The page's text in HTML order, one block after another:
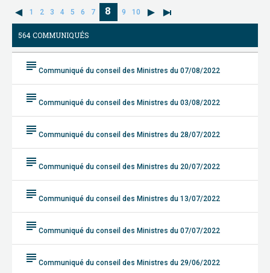
1 2 3 4 5 6 7 8 9 10
564 COMMUNIQUÉS
subject Communiqué du conseil des Ministres du 07/08/2022
subject Communiqué du conseil des Ministres du 03/08/2022
subject Communiqué du conseil des Ministres du 28/07/2022
subject Communiqué du conseil des Ministres du 20/07/2022
subject Communiqué du conseil des Ministres du 13/07/2022
subject Communiqué du conseil des Ministres du 07/07/2022
subject Communiqué du conseil des Ministres du 29/06/2022